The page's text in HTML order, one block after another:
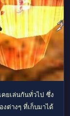
คยเล่นกันทั่วไป ซึ่ง
งต่างๆ ที่เก็บมาได้